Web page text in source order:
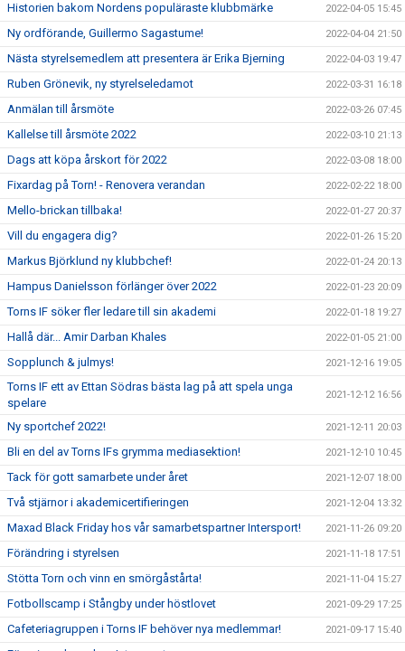
Historien bakom Nordens populäraste klubbmärke 2022-04-05 15:45
Ny ordförande, Guillermo Sagastume! 2022-04-04 21:50
Nästa styrelsemedlem att presentera är Erika Bjerning 2022-04-03 19:47
Ruben Grönevik, ny styrelseledamot 2022-03-31 16:18
Anmälan till årsmöte 2022-03-26 07:45
Kallelse till årsmöte 2022 2022-03-10 21:13
Dags att köpa årskort för 2022 2022-03-08 18:00
Fixardag på Torn! - Renovera verandan 2022-02-22 18:00
Mello-brickan tillbaka! 2022-01-27 20:37
Vill du engagera dig? 2022-01-26 15:20
Markus Björklund ny klubbchef! 2022-01-24 20:13
Hampus Danielsson förlänger över 2022 2022-01-23 20:09
Torns IF söker fler ledare till sin akademi 2022-01-18 19:27
Hallå där... Amir Darban Khales 2022-01-05 21:00
Sopplunch & julmys! 2021-12-16 19:05
Torns IF ett av Ettan Södras bästa lag på att spela unga
spelare
2021-12-12 16:56
Ny sportchef 2022! 2021-12-11 20:03
Bli en del av Torns IFs grymma mediasektion! 2021-12-10 10:45
Tack för gott samarbete under året 2021-12-07 18:00
Två stjärnor i akademicertifieringen 2021-12-04 13:32
Maxad Black Friday hos vår samarbetspartner Intersport! 2021-11-26 09:20
Förändring i styrelsen 2021-11-18 17:51
Stötta Torn och vinn en smörgåstårta! 2021-11-04 15:27
Fotbollscamp i Stångby under höstlovet 2021-09-29 17:25
Cafeteriagruppen i Torns IF behöver nya medlemmar! 2021-09-17 15:40